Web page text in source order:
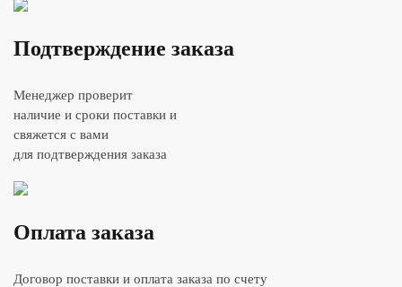
Подтверждение заказа
Менеджер проверит
наличие и сроки поставки и
свяжется с вами
для подтверждения заказа
Оплата заказа
Договор поставки и оплата заказа по счету